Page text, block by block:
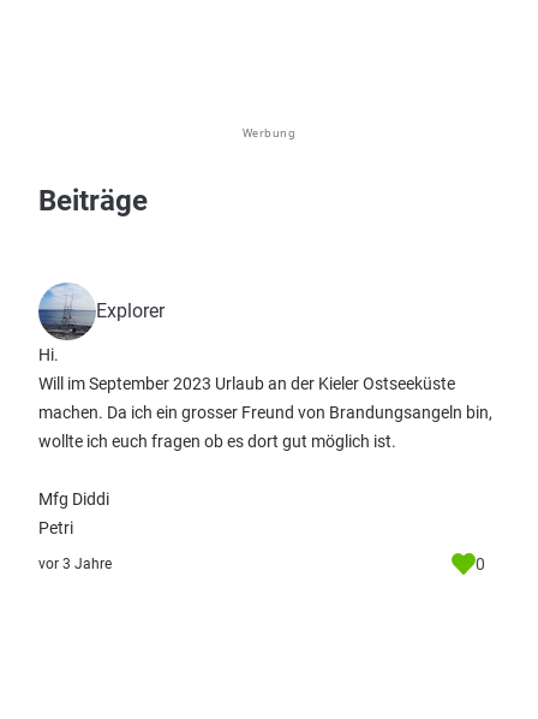
Werbung
Beiträge
Explorer
Hi.
Will im September 2023 Urlaub an der Kieler Ostseeküste
machen. Da ich ein grosser Freund von Brandungsangeln bin,
wollte ich euch fragen ob es dort gut möglich ist.
Mfg Diddi
Petri
vor 3 Jahre 0